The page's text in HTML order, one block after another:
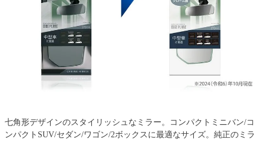
七角形デザインのスタイリッシュなミラー。コンパクトミニバン/コ
ンパクトSUV/セダン/ワゴン/2ボックスに最適なサイズ。純正のミラ